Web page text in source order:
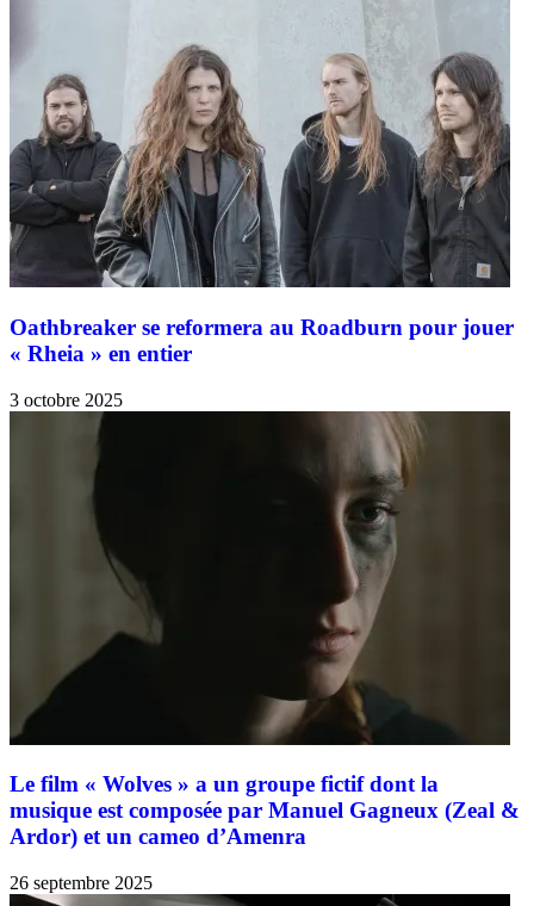
Oathbreaker se reformera au Roadburn pour jouer
« Rheia » en entier
3 octobre 2025
Le film « Wolves » a un groupe fictif dont la
musique est composée par Manuel Gagneux (Zeal &
Ardor) et un cameo d’Amenra
26 septembre 2025